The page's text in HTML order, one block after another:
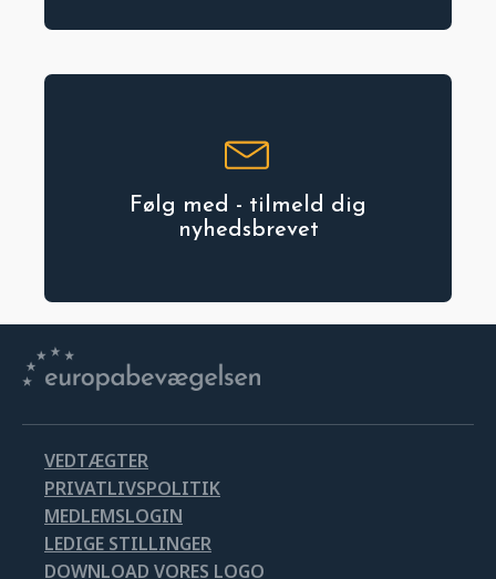
Følg med - tilmeld dig
nyhedsbrevet
VEDTÆGTER
PRIVATLIVSPOLITIK
MEDLEMSLOGIN
LEDIGE STILLINGER
DOWNLOAD VORES LOGO